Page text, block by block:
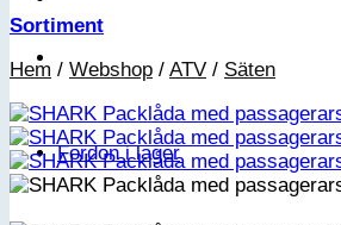
Fordon i lager
Sortiment
Hem / Webshop / ATV / Säten